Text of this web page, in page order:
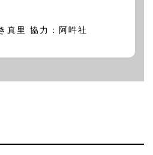
真里 協力：阿吽社